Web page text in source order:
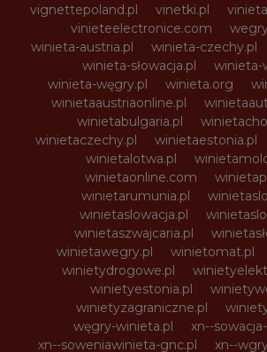
vignettepoland.pl
vinetki.pl
vinieteelectronice.com
winieta-austria.pl
winieta-czechy.pl
winieta-słowacja.pl
winieta-
winieta-węgry.pl
winieta.org
winietaaustriaonline.pl
winietabulgaria.pl
winietaczechy.pl
winietaestonia.pl
winietalotwa.pl
winietaonline.com
winietarumunia.pl
winietaslowacja.pl
winietaszwajcaria.pl
winietawegry.pl
winietomat.pl
winietydrogowe.pl
winietyestonia.pl
winietyzagraniczne.pl
węgry-winieta.pl
xn--
xn--soweniawinieta-gnc.pl
xn--